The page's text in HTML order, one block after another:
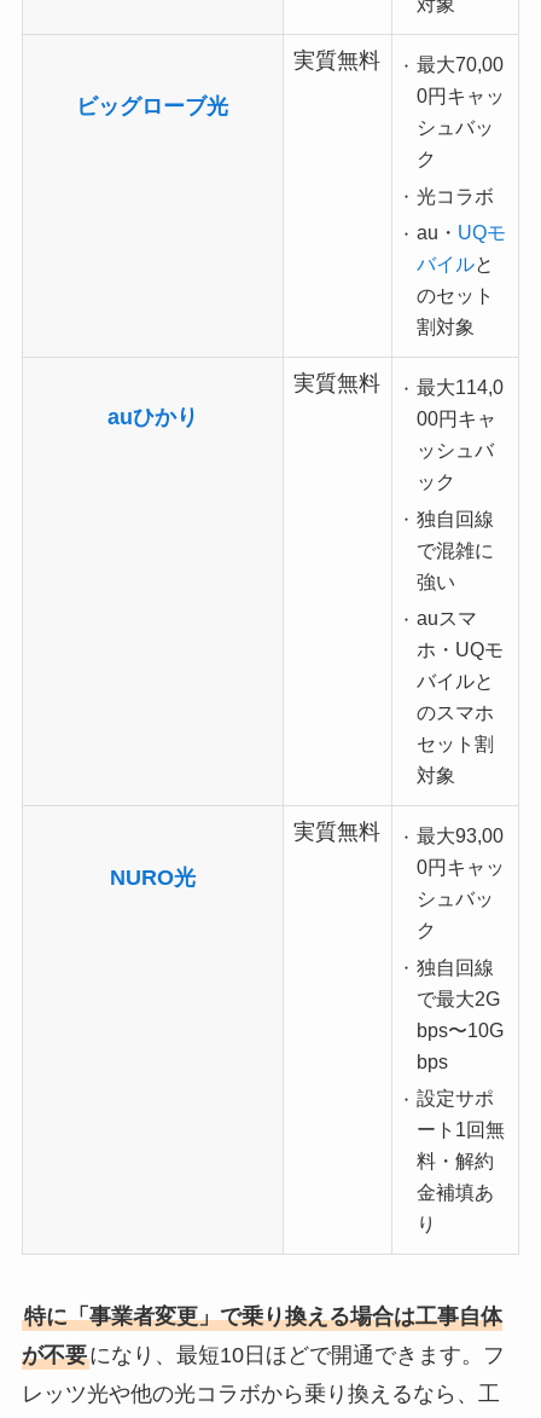
ビッグローブ光
実質無料
最大70,00
0円キャッ
シュバッ
ク
光コラボ
au・ UQモ
バイルと
のセット
割対象
auひかり
実質無料
最大114,0
00円キャ
ッシュバ
ック
独自回線
で混雑に
強い
auスマ
ホ・UQモ
バイルと
のスマホ
セット割
対象
NURO光
実質無料
最大93,00
0円キャッ
シュバッ
ク
独自回線
で最大2G
bps〜10G
bps
設定サポ
ート1回無
料・解約
金補填あ
り
特に「事業者変更」で乗り換える場合は工事自体
が不要になり、最短10日ほどで開通できます。フ
レッツ光や他の光コラボから乗り換えるなら、工